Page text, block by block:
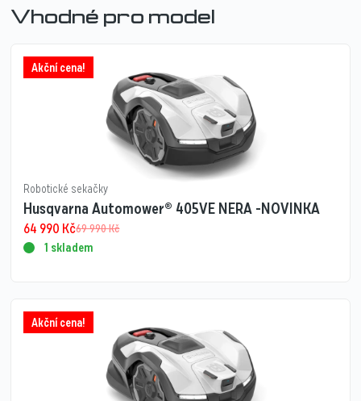
Vhodné pro model
Akční cena!
Robotické sekačky
Husqvarna Automower® 405VE NERA -NOVINKA
69 990Kč
64 990 Kč
1 skladem
Akční cena!